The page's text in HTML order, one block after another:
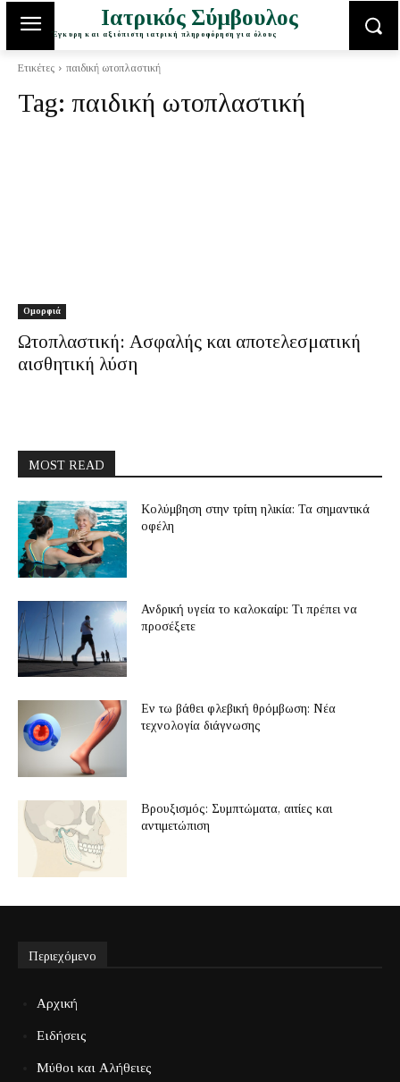
Ιατρικός Σύμβουλος
Έγκυρη και αξιόπιστη ιατρική πληροφόρηση για όλους
Ετικέτες παιδική ωτοπλαστική
Tag: παιδική ωτοπλαστική
Ομορφιά
Ωτοπλαστική: Ασφαλής και αποτελεσματική
αισθητική λύση
MOST READ
Κολύμβηση στην τρίτη ηλικία: Τα σημαντικά
οφέλη
Ανδρική υγεία το καλοκαίρι: Τι πρέπει να
προσέξετε
Εν τω βάθει φλεβική θρόμβωση: Νέα
τεχνολογία διάγνωσης
Βρουξισμός: Συμπτώματα, αιτίες και
αντιμετώπιση
Περιεχόμενο
Αρχική
Ειδήσεις
Μύθοι και Αλήθειες